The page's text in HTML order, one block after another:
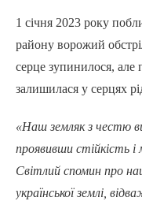
1 січня 2023 року
району ворожий
серце зупинилося, але
залишилася у серцях
«Наш земляк з честю
проявивши стійкість
Світлий спомин про
української землі,